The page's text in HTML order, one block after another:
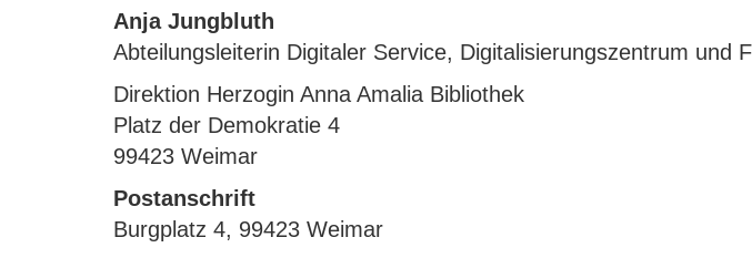
Anja Jungbluth
Abteilungsleiterin Digitaler Service, Digitalisierungszentrum und
Direktion Herzogin Anna Amalia Bibliothek
Platz der Demokratie 4
99423 Weimar
Postanschrift
Burgplatz 4, 99423 Weimar